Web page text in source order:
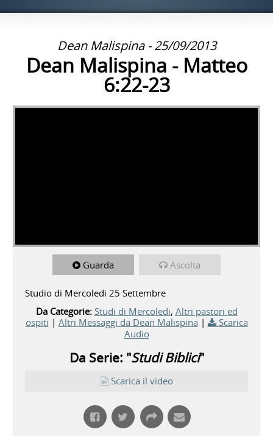
Dean Malispina - 25/09/2013
Dean Malispina - Matteo
6:22-23
Guarda Ascolta
Studio di Mercoledi 25 Settembre
Da Categorie: Studi di Mercoledi, Altri pastori ed
ospiti | Altri Messaggi da Dean Malispina |
Scarica
Audio
Da Serie: "Studi Biblici"
Scarica il video